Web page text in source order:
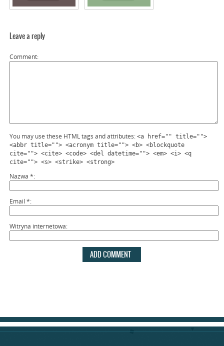
Leave a reply
Comment
You may use these HTML tags and attributes: <a href="" title="">
<abbr title=""> <acronym title=""> <b> <blockquote
cite=""> <cite> <code> <del datetime=""> <em> <i> <q
cite=""> <s> <strike> <strong>
Nazwa *
Email *
Witryna internetowa